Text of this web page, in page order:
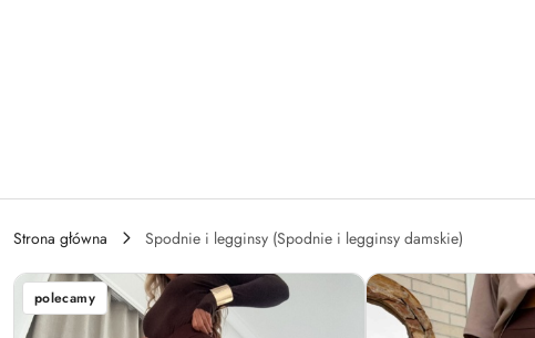
Strona główna Spodnie i legginsy (Spodnie i legginsy damskie)
polecamy